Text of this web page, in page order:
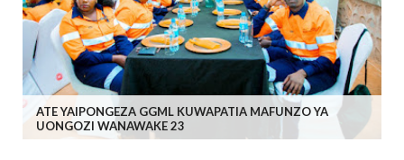
ATE YAIPONGEZA GGML KUWAPATIA MAFUNZO YA
UONGOZI WANAWAKE 23